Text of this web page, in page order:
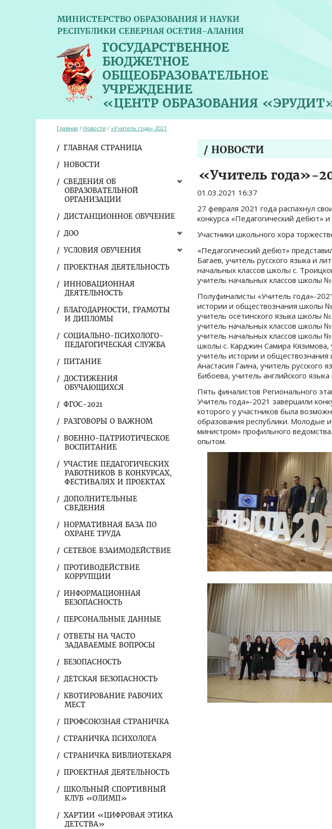
МИНИСТЕРСТВО ОБРАЗОВАНИЯ И НАУКИ
РЕСПУБЛИКИ СЕВЕРНАЯ ОСЕТИЯ-АЛАНИЯ
ГОСУДАРСТВЕННОЕ
БЮДЖЕТНОЕ
ОБЩЕОБРАЗОВАТЕЛЬНОЕ
УЧРЕЖДЕНИЕ
«ЦЕНТР ОБРАЗОВАНИЯ
ГЛАВНАЯ СТРАНИЦА
НОВОСТИ
СВЕДЕНИЯ ОБ
ОБРАЗОВАТЕЛЬНОЙ
ОРГАНИЗАЦИИ
ДИСТАНЦИОННОЕ ОБУЧЕНИЕ
ДОО
УСЛОВИЯ ОБУЧЕНИЯ
ПРОЕКТНАЯ ДЕЯТЕЛЬНОСТЬ
ИННОВАЦИОННАЯ
ДЕЯТЕЛЬНОСТЬ
БЛАГОДАРНОСТИ, ГРАМОТЫ
И ДИПЛОМЫ
СОЦИАЛЬНО-ПСИХОЛОГО-
ПЕДАГОГИЧЕСКАЯ СЛУЖБА
ПИТАНИЕ
ДОСТИЖЕНИЯ
ОБУЧАЮЩИХСЯ
ФГОС-2021
РАЗГОВОРЫ О ВАЖНОМ
ВОЕННО-ПАТРИОТИЧЕСКОЕ
ВОСПИТАНИЕ
УЧАСТИЕ ПЕДАГОГИЧЕСКИХ
РАБОТНИКОВ В КОНКУРСАХ,
ФЕСТИВАЛЯХ И ПРОЕКТАХ
ДОПОЛНИТЕЛЬНЫЕ
СВЕДЕНИЯ
НОРМАТИВНАЯ БАЗА ПО
ОХРАНЕ ТРУДА
СЕТЕВОЕ ВЗАИМОДЕЙСТВИЕ
ПРОТИВОДЕЙСТВИЕ
КОРРУПЦИИ
ИНФОРМАЦИОННАЯ
БЕЗОПАСНОСТЬ
ПЕРСОНАЛЬНЫЕ ДАННЫЕ
ОТВЕТЫ НА ЧАСТО
ЗАДАВАЕМЫЕ ВОПРОСЫ
БЕЗОПАСНОСТЬ
ДЕТСКАЯ БЕЗОПАСНОСТЬ
КВОТИРОВАНИЕ РАБОЧИХ
МЕСТ
ПРОФСОЮЗНАЯ СТРАНИЧКА
СТРАНИЧКА ПСИХОЛОГА
СТРАНИЧКА БИБЛИОТЕКАРЯ
ПРОЕКТНАЯ ДЕЯТЕЛЬНОСТЬ
ШКОЛЬНЫЙ СПОРТИВНЫЙ
КЛУБ «ОЛИМП»
ХАРТИИ «ЦИФРОВАЯ ЭТИКА
ДЕТСТВА»
Главная / Новости / «Учитель года»-2021
/ НОВОСТИ
«Учитель года»-
01.03.2021 16:37
27 февраля 2021 года распахнул
конкурса «Педагогический дебют»
Участники школьного хора
«Педагогический дебют»
Багаев, учитель русского языка и
начальных классов школы с.
учитель начальных классов школы
Полуфиналисты «Учитель года»-
истории и обществознания школы
учитель осетинского языка школы
учитель начальных классов школы
учитель начальных классов школы
школы с. Карджин Самира Кязимова,
учитель истории и
Анастасия Гаина, учитель
Бибоева, учитель английского
Пять финалистов Регионального
Учитель года»-2021 завершили
которого у участников была
образования республики. Молодые
министром» профильного
опытом.